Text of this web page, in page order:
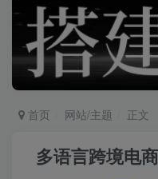
首页 网站/主题 正文
多语言跨境电